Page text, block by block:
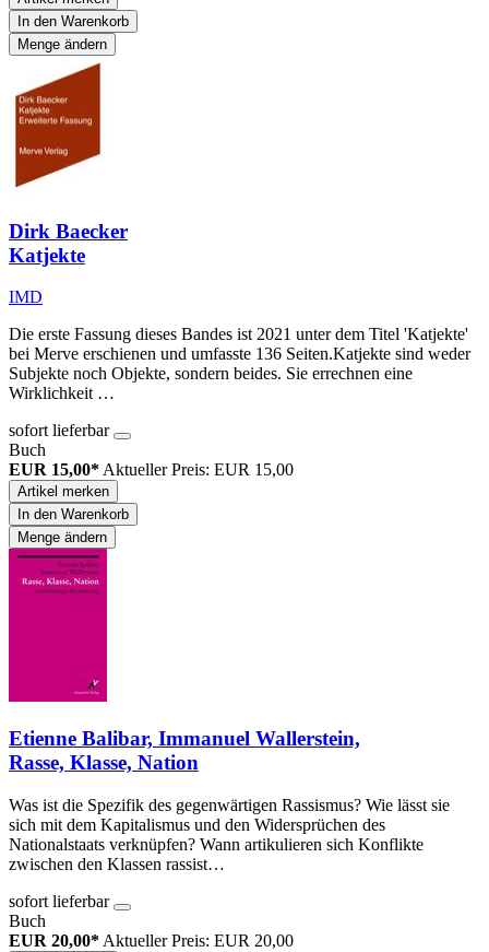
In den Warenkorb
Menge ändern
Dirk Baecker
Katjekte
IMD
Die erste Fassung dieses Bandes ist 2021 unter dem Titel 'Katjekte'
bei Merve erschienen und umfasste 136 Seiten.Katjekte sind weder
Subjekte noch Objekte, sondern beides. Sie errechnen eine
Wirklichkeit …
sofort lieferbar
Buch
EUR 15,00*Aktueller Preis: EUR 15,00
Artikel merken
In den Warenkorb
Menge ändern
Etienne Balibar, Immanuel Wallerstein,
Rasse, Klasse, Nation
Was ist die Spezifik des gegenwärtigen Rassismus? Wie lässt sie
sich mit dem Kapitalismus und den Widersprüchen des
Nationalstaats verknüpfen? Wann artikulieren sich Konflikte
zwischen den Klassen rassist…
sofort lieferbar
Buch
EUR 20,00* Aktueller Preis: EUR 20,00